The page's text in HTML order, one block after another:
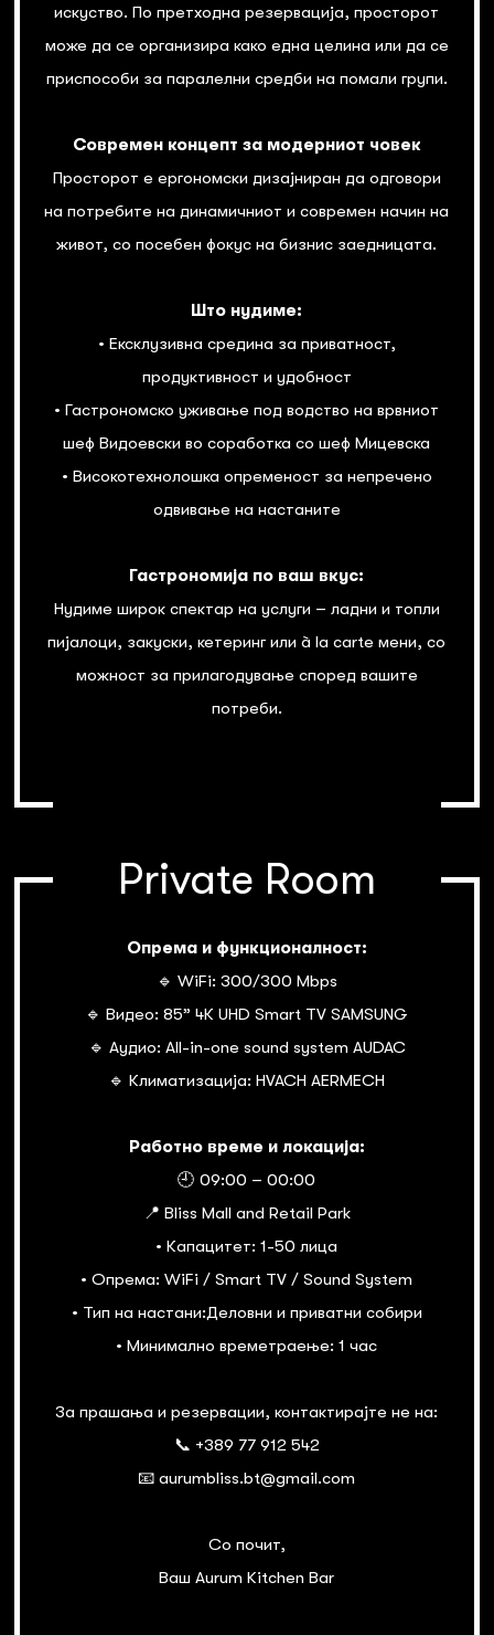
искуство. По претходна резервација, просторот
може да се организира како една целина или да се
приспособи за паралелни средби на помали групи.
Современ концепт за модерниот човек
Просторот е ергономски дизајниран да одговори
на потребите на динамичниот и современ начин на
живот, со посебен фокус на бизнис заедницата.
Што нудиме:
• Ексклузивна средина за приватност,
продуктивност и удобност
• Гастрономско уживање под водство на врвниот
шеф Видоевски во соработка со шеф Мицевска
• Високотехнолошка опременост за непречено
одвивање на настаните
Гастрономија по ваш вкус:
Нудиме широк спектар на услуги – ладни и топли
пијалоци, закуски, кетеринг или à la carte мени, со
можност за прилагодување според вашите
потреби.
Private Room
Опрема и функционалност:
🔹 WiFi: 300/300 Mbps
🔹 Видео: 85” 4К UHD Smart TV SAMSUNG
🔹 Аудио: All-in-one sound system AUDAC
🔹 Климатизација: HVACH AERMECH
Работно време и локација:
🕘 09:00 – 00:00
📍 Bliss Mall and Retail Park
• Капацитет: 1-50 лица
• Опрема: WiFi / Smart TV / Sound System
• Тип на настани:Деловни и приватни собири
• Минимално времетраење: 1 час
За прашања и резервации, контактирајте не на:
📞 +389 77 912 542
📧 aurumbliss.bt@gmail.com
Со почит,
Ваш Aurum Kitchen Bar